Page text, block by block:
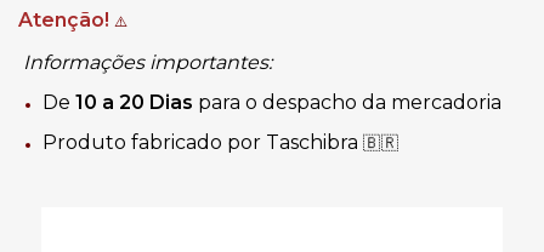
Atenção! ⚠️
Informações importantes:
De 10 a 20 Dias para o despacho da mercadoria
Produto fabricado por Taschibra 🇧🇷